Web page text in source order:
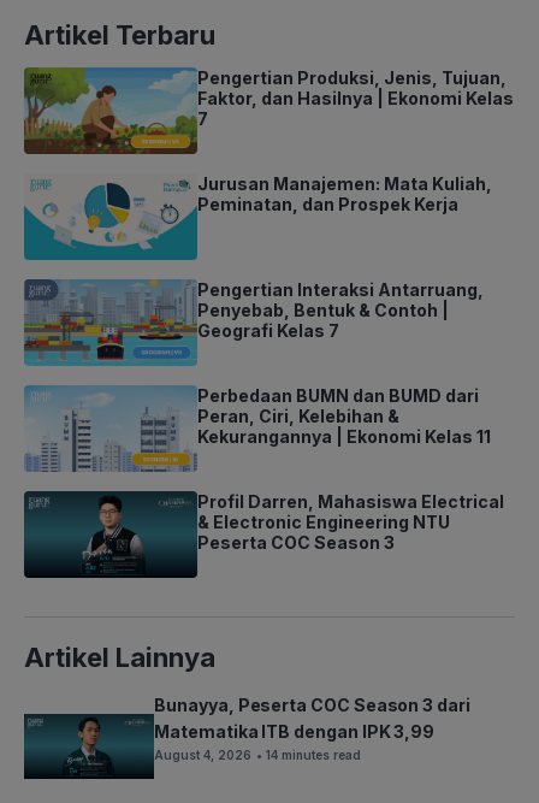
Artikel Terbaru
Pengertian Produksi, Jenis, Tujuan,
Faktor, dan Hasilnya | Ekonomi Kelas
7
Jurusan Manajemen: Mata Kuliah,
Peminatan, dan Prospek Kerja
Pengertian Interaksi Antarruang,
Penyebab, Bentuk & Contoh |
Geografi Kelas 7
Perbedaan BUMN dan BUMD dari
Peran, Ciri, Kelebihan &
Kekurangannya | Ekonomi Kelas 11
Profil Darren, Mahasiswa Electrical
& Electronic Engineering NTU
Peserta COC Season 3
Artikel Lainnya
Bunayya, Peserta COC Season 3 dari
Matematika ITB dengan IPK 3,99
August 4, 2026 • 14 minutes read